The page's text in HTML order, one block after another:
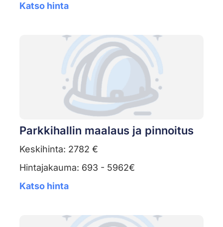
Katso hinta
Parkkihallin maalaus ja pinnoitus
Keskihinta: 2782 €
Hintajakauma: 693 - 5962€
Katso hinta